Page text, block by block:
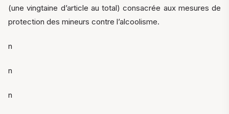
(une vingtaine d’article au total) consacrée aux mesures de
protection des mineurs contre l’alcoolisme.
n
n
n